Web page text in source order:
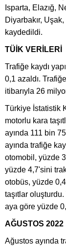
Isparta, Elazığ,
Diyarbakır,
kaydedildi.
TÜİK VERİLERİ
Trafiğe kaydı
0,1 azaldı.
itibarıyla 26
Türkiye İstatistik
motorlu kara
ayında 111 bin
ayında trafiğe
otomobil, yüzde
yüzde 4,7'sini
otobüs, yüzde
taşıtlar oluşturdu.
aya göre yüzde
AĞUSTOS 2022
Ağustos ayında